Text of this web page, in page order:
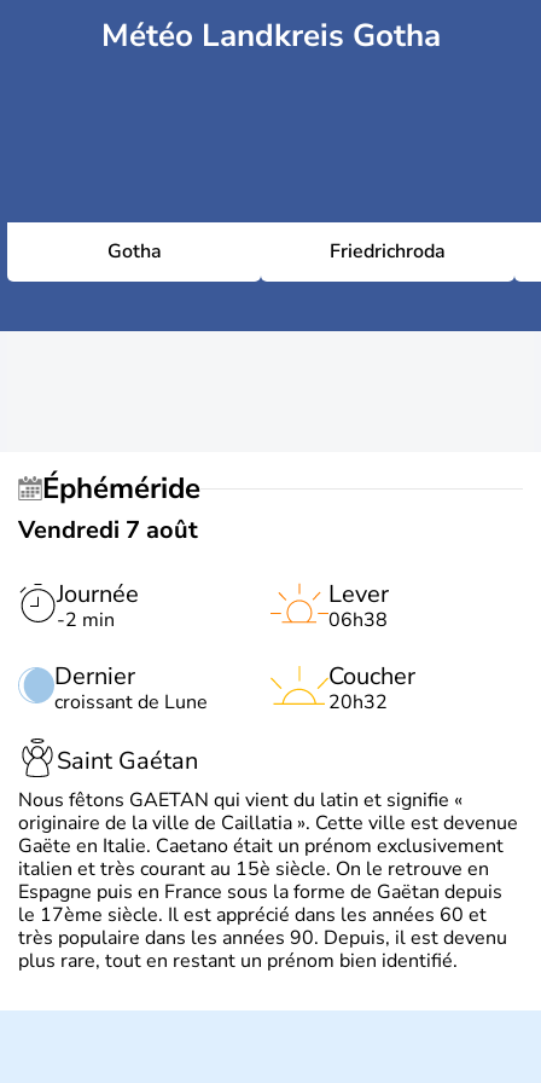
Météo Landkreis Gotha
Gotha Friedrichroda
Éphéméride
Vendredi 7 août
Journée
-2 min
Dernier
croissant de Lune
Lever
06h38
Coucher
20h32
Saint Gaétan
Nous fêtons GAETAN qui vient du latin et signifie «
originaire de la ville de Caillatia ». Cette ville est devenue
Gaëte en Italie. Caetano était un prénom exclusivement
italien et très courant au 15è siècle. On le retrouve en
Espagne puis en France sous la forme de Gaëtan depuis
le 17ème siècle. Il est apprécié dans les années 60 et
très populaire dans les années 90. Depuis, il est devenu
plus rare, tout en restant un prénom bien identifié.